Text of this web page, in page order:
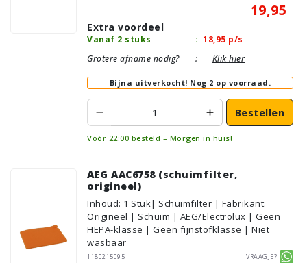
19,95
Extra voordeel
Vanaf 2 stuks : 18,95 p/s
Grotere afname nodig?
: Klik hier
Bijna uitverkocht! Nog 2 op voorraad.
Bestellen
Vóór 22:00 besteld = Morgen in huis!
AEG AAC6758 (schuimfilter,
origineel)
Inhoud: 1 Stuk| Schuimfilter | Fabrikant:
Origineel | Schuim | AEG/Electrolux | Geen
HEPA-klasse | Geen fijnstofklasse | Niet
wasbaar
1180215095
Vraagje?